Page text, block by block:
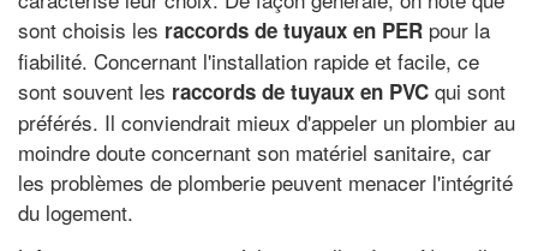
sont choisis les raccords de tuyaux en PER pour la
fiabilité. Concernant l'installation rapide et facile, ce
sont souvent les raccords de tuyaux en PVC qui sont
préférés. Il conviendrait mieux d'appeler un plombier au
moindre doute concernant son matériel sanitaire, car
les problèmes de plomberie peuvent menacer l'intégrité
du logement.